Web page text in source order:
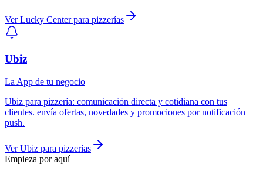
VerLucky Centerpara pizzerías
Ubiz
La App de tu negocio
Ubiz para pizzería: comunicación directa y cotidiana con tus
clientes. envía ofertas, novedades y promociones por notificación
push.
VerUbiz para pizzerías
Empieza por aquí